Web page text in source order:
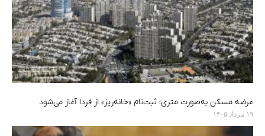
عرضه مسکن به‌صورت متری؛ ثبت‌نام «خانه‌ریز» از فردا آغاز می‌شود
۱۹ مرداد ۱۴۰۵